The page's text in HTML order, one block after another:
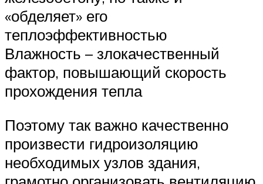
«обделяет» его
теплоэффективностью
Влажность – злокачественный
фактор, повышающий скорость
прохождения тепла
Поэтому так важно качественно
произвести гидроизоляцию
необходимых узлов здания,